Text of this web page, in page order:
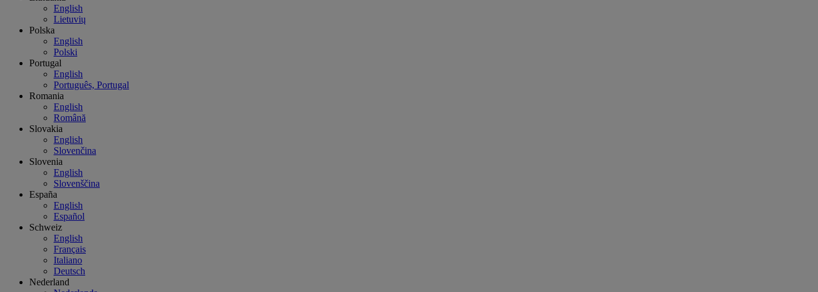
English
Lietuvių
Polska
English
Polski
Portugal
English
Português, Portugal
Romania
English
Română
Slovakia
English
Slovenčina
Slovenia
English
Slovenščina
España
English
Español
Schweiz
English
Français
Italiano
Deutsch
Nederland